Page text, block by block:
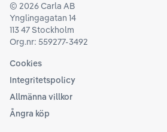
© 2026Carla AB
Ynglingagatan 14
113 47 Stockholm
Org.nr: 559277-3492
Cookies
Integritetspolicy
Allmänna villkor
Ångra köp